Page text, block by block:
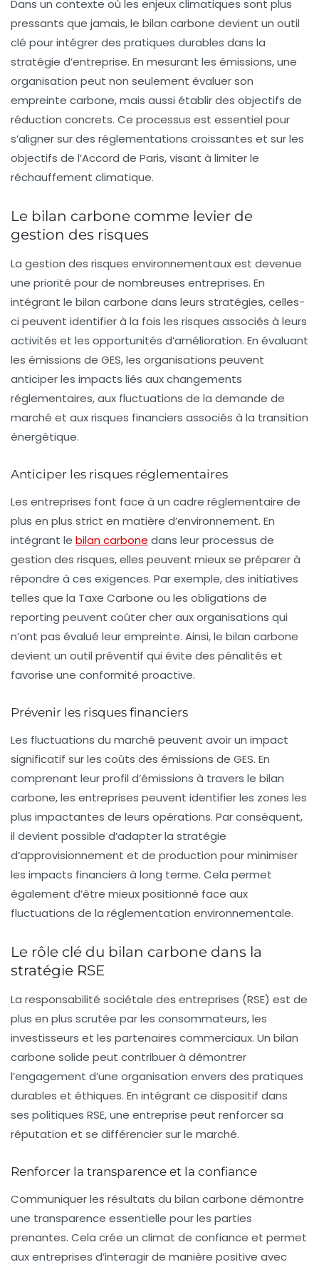
Dans un contexte où les enjeux climatiques sont plus
pressants que jamais, le bilan carbone devient un outil
clé pour intégrer des pratiques durables dans la
stratégie d’entreprise. En mesurant les émissions, une
organisation peut non seulement évaluer son
empreinte carbone, mais aussi établir des objectifs de
réduction concrets. Ce processus est essentiel pour
s’aligner sur des réglementations croissantes et sur les
objectifs de l’Accord de Paris, visant à limiter le
réchauffement climatique.
Le bilan carbone comme levier de
gestion des risques
La gestion des risques environnementaux est devenue
une priorité pour de nombreuses entreprises. En
intégrant le bilan carbone dans leurs stratégies, celles-
ci peuvent identifier à la fois les risques associés à leurs
activités et les opportunités d’amélioration. En évaluant
les émissions de GES, les organisations peuvent
anticiper les impacts liés aux changements
réglementaires, aux fluctuations de la demande de
marché et aux risques financiers associés à la transition
énergétique.
Anticiper les risques réglementaires
Les entreprises font face à un cadre réglementaire de
plus en plus strict en matière d’environnement. En
intégrant le bilan carbone dans leur processus de
gestion des risques, elles peuvent mieux se préparer à
répondre à ces exigences. Par exemple, des initiatives
telles que la Taxe Carbone ou les obligations de
reporting peuvent coûter cher aux organisations qui
n’ont pas évalué leur empreinte. Ainsi, le bilan carbone
devient un outil préventif qui évite des pénalités et
favorise une conformité proactive.
Prévenir les risques financiers
Les fluctuations du marché peuvent avoir un impact
significatif sur les coûts des émissions de GES. En
comprenant leur profil d’émissions à travers le bilan
carbone, les entreprises peuvent identifier les zones les
plus impactantes de leurs opérations. Par conséquent,
il devient possible d’adapter la stratégie
d’approvisionnement et de production pour minimiser
les impacts financiers à long terme. Cela permet
également d’être mieux positionné face aux
fluctuations de la réglementation environnementale.
Le rôle clé du bilan carbone dans la
stratégie RSE
La responsabilité sociétale des entreprises (RSE) est de
plus en plus scrutée par les consommateurs, les
investisseurs et les partenaires commerciaux. Un bilan
carbone solide peut contribuer à démontrer
l’engagement d’une organisation envers des pratiques
durables et éthiques. En intégrant ce dispositif dans
ses politiques RSE, une entreprise peut renforcer sa
réputation et se différencier sur le marché.
Renforcer la transparence et la confiance
Communiquer les résultats du bilan carbone démontre
une transparence essentielle pour les parties
prenantes. Cela crée un climat de confiance et permet
aux entreprises d’interagir de manière positive avec